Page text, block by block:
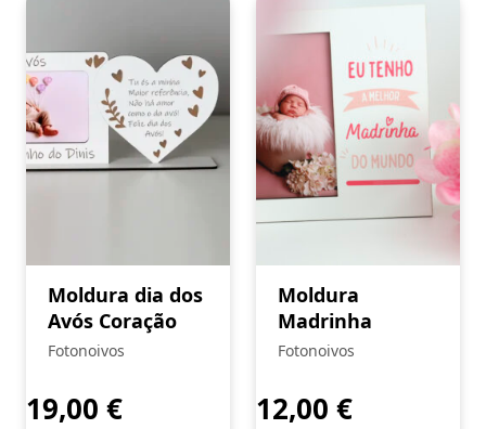
Moldura dia dos
Avós Coração
Fotonoivos
19,00 €
Moldura
Madrinha
Fotonoivos
12,00 €